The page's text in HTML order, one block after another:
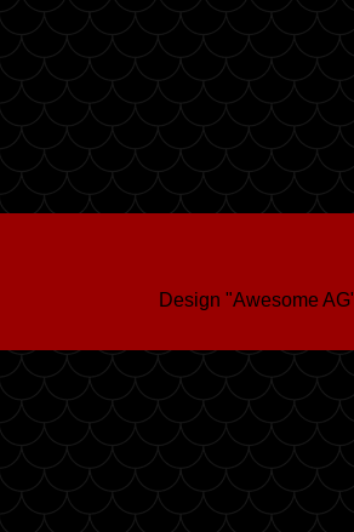
Design "Awesome